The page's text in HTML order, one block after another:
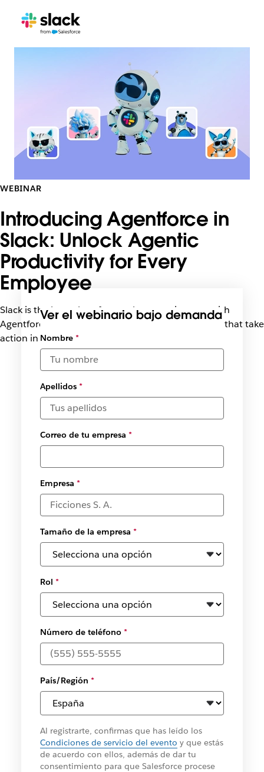
WEBINAR
Introducing Agentforce in
Slack: Unlock Agentic
Productivity for Every
Employee
Slack is the best place for employees to interact with
Agentforce. Learn how agents become teammates that take
action in the flow of work.
Ver el webinario bajo demanda
Selecciona
las fechas y
las horas
disponibles.
*
Nombre*
Apellidos*
Correo de tu empresa *
Empresa *
Tamaño de la empresa *
Rol *
Número de teléfono*
País/Región *
Al registrarte, confirmas que has leído los
Condiciones de servicio del evento y que estás
de acuerdo con ellos, además de dar tu
consentimiento para que Salesforce procese